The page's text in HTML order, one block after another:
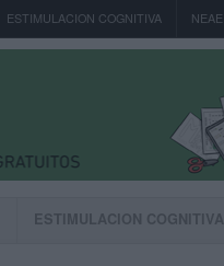
ESTIMULACION COGNITIVA NEAE
ESTIMULACION COGNITIVA